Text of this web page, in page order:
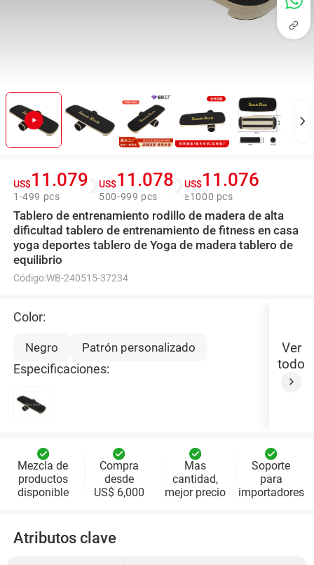
US$11.079
1-499 pcs
US$11.078
500-999 pcs
US$11.076
≥1000 pcs
Tablero de entrenamiento rodillo de madera de alta
dificultad tablero de entrenamiento de fitness en casa
yoga deportes tablero de Yoga de madera tablero de
equilibrio
Código:WB-240515-37234
Color:
Negro Patrón personalizado
Especificaciones:
Ver
todo
Mezcla de
productos
disponible
Compra
desde
US$ 6,000
Mas
cantidad,
mejor precio
Soporte
para
importadores
Atributos clave